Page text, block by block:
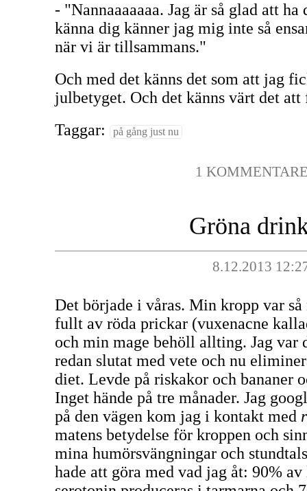
- "Nannaaaaaaa. Jag är så glad att
känna dig känner jag mig inte så
när vi är tillsammans."
Och med det känns det som att jag
julbetyget. Och det känns värt det att
Taggar:
på gång just nu
1
Gröna
8.12.2013
Det började i våras. Min kropp var
fullt av röda prickar (vuxenacne
och min mage behöll allting. Jag var
redan slutat med vete och nu
diet. Levde på riskakor och bananer
Inget hände på tre månader. Jag
på den vägen kom jag i kontakt med
matens betydelse för kroppen och
mina humörsvängningar och
hade att göra med vad jag åt: 90%